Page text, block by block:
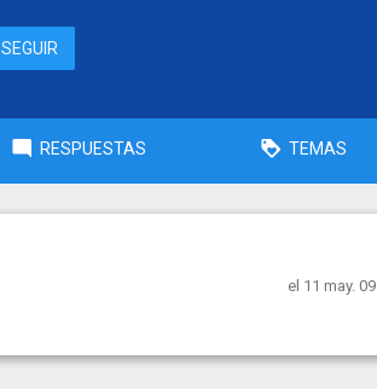
SEGUIR
RESPUESTAS TEMAS
el 11 may. 09